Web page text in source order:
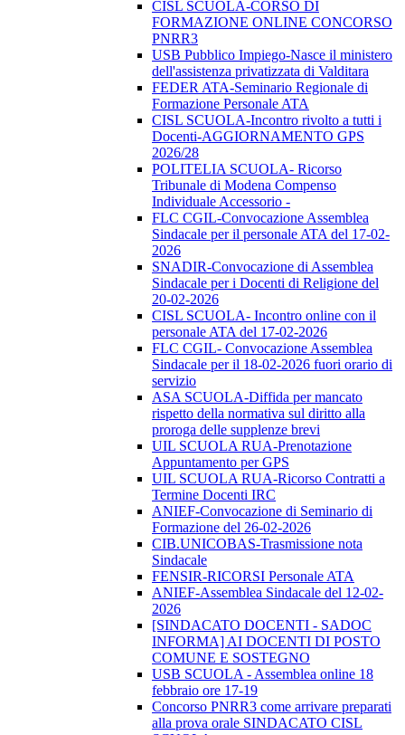
CISL SCUOLA-CORSO DI
FORMAZIONE ONLINE CONCORSO
PNRR3
USB Pubblico Impiego-Nasce il ministero
dell'assistenza privatizzata di Valditara
FEDER ATA-Seminario Regionale di
Formazione Personale ATA
CISL SCUOLA-Incontro rivolto a tutti i
Docenti-AGGIORNAMENTO GPS
2026/28
POLITELIA SCUOLA- Ricorso
Tribunale di Modena Compenso
Individuale Accessorio -
FLC CGIL-Convocazione Assemblea
Sindacale per il personale ATA del 17-02-
2026
SNADIR-Convocazione di Assemblea
Sindacale per i Docenti di Religione del
20-02-2026
CISL SCUOLA- Incontro online con il
personale ATA del 17-02-2026
FLC CGIL- Convocazione Assemblea
Sindacale per il 18-02-2026 fuori orario di
servizio
ASA SCUOLA-Diffida per mancato
rispetto della normativa sul diritto alla
proroga delle supplenze brevi
UIL SCUOLA RUA-Prenotazione
Appuntamento per GPS
UIL SCUOLA RUA-Ricorso Contratti a
Termine Docenti IRC
ANIEF-Convocazione di Seminario di
Formazione del 26-02-2026
CIB.UNICOBAS-Trasmissione nota
Sindacale
FENSIR-RICORSI Personale ATA
ANIEF-Assemblea Sindacale del 12-02-
2026
[SINDACATO DOCENTI - SADOC
INFORMA] AI DOCENTI DI POSTO
COMUNE E SOSTEGNO
USB SCUOLA - Assemblea online 18
febbraio ore 17-19
Concorso PNRR3 come arrivare preparati
alla prova orale SINDACATO CISL